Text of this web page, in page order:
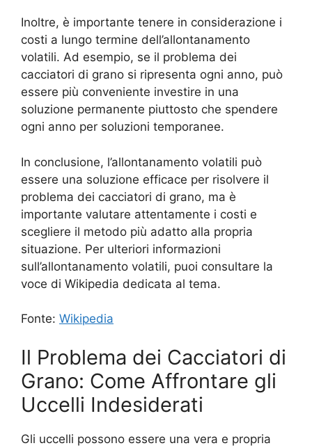
Inoltre, è importante tenere in considerazione i
costi a lungo termine dell’allontanamento
volatili. Ad esempio, se il problema dei
cacciatori di grano si ripresenta ogni anno, può
essere più conveniente investire in una
soluzione permanente piuttosto che spendere
ogni anno per soluzioni temporanee.
In conclusione, l’allontanamento volatili può
essere una soluzione efficace per risolvere il
problema dei cacciatori di grano, ma è
importante valutare attentamente i costi e
scegliere il metodo più adatto alla propria
situazione. Per ulteriori informazioni
sull’allontanamento volatili, puoi consultare la
voce di Wikipedia dedicata al tema.
Fonte: Wikipedia
Il Problema dei Cacciatori di
Grano: Come Affrontare gli
Uccelli Indesiderati
Gli uccelli possono essere una vera e propria